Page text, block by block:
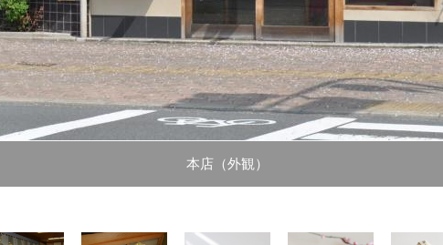
本店（外観）